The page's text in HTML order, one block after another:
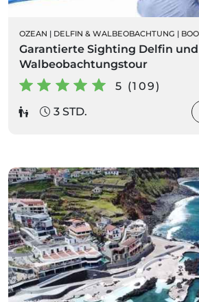
OZEAN | DELFIN & WALBEOBACHTUNG |
Garantierte Sighting Delfin und
Walbeobachtungstour
5 (109)
3 STD.